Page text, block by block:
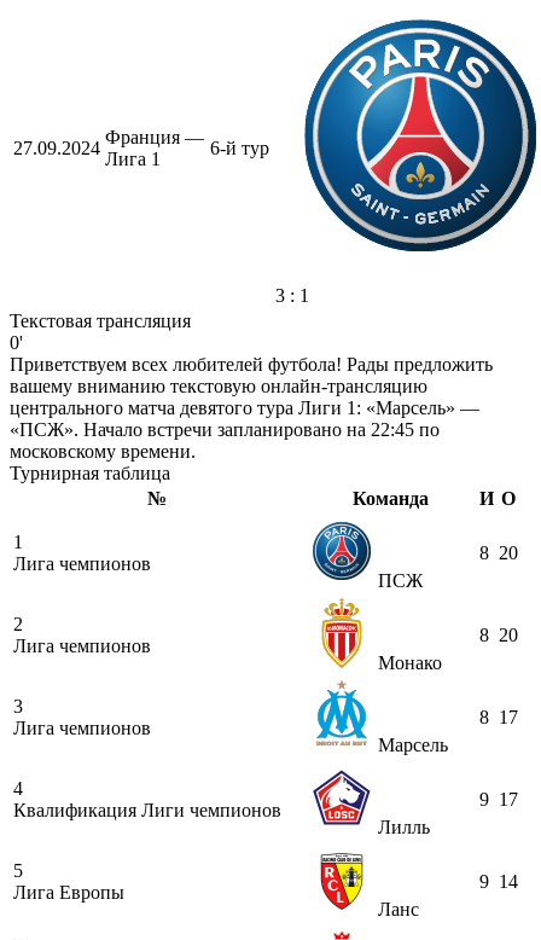
27.09.2024
Франция —
Лига 1
6-й тур
3 : 1
Текстовая трансляция
0'
Приветствуем всех любителей футбола! Рады предложить
вашему вниманию текстовую онлайн-трансляцию
центрального матча девятого тура Лиги 1: «Марсель» —
«ПСЖ». Начало встречи запланировано на 22:45 по
московскому времени.
Турнирная таблица
№
Команда И О
1
Лига чемпионов
ПСЖ
8 20
2
Лига чемпионов
Монако
8 20
3
Лига чемпионов
Марсель
8 17
4
Квалификация Лиги чемпионов
Лилль
9 17
5
Лига Европы
Ланс
9 14